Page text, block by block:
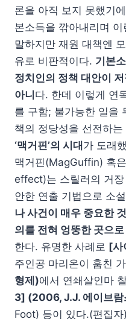
론을 아직 보지 못했기
본소득을 깎아내리며
말하지만 재원 대책엔
유로 비판적이다. 기본
정치인의 정책 대안이
아니다. 한데 이렇게 연
를 구함; 불가능한 일을
책의 정당성을 선전하
‘맥거핀’의 시대가 도래
맥거핀(MagGuffin) 혹
effect)는 스릴러의 거
안한 연출 기법으로 소
나 사건이 매우 중요한
의를 전혀 엉뚱한 곳으
한다. 유명한 사례로 [사
주인공 마리온이 훔친
형제)에서 연쇄살인마
3] (2006, J.J. 에이브람
Foot) 등이 있다.(편집